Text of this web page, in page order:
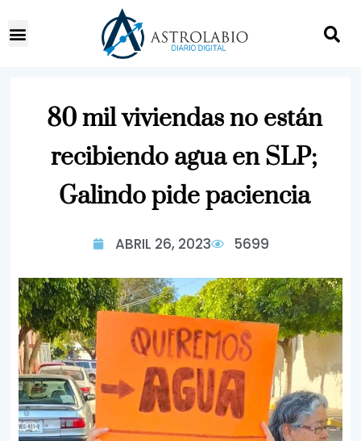
80 mil viviendas no están
recibiendo agua en SLP;
Galindo pide paciencia
ABRIL 26, 2023 5699